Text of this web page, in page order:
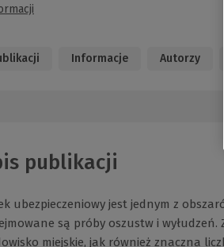
Informacje Autorzy
publikacji
ubezpieczeniowy jest jednym z
są próby oszustw i
miejskie, jak również znaczna